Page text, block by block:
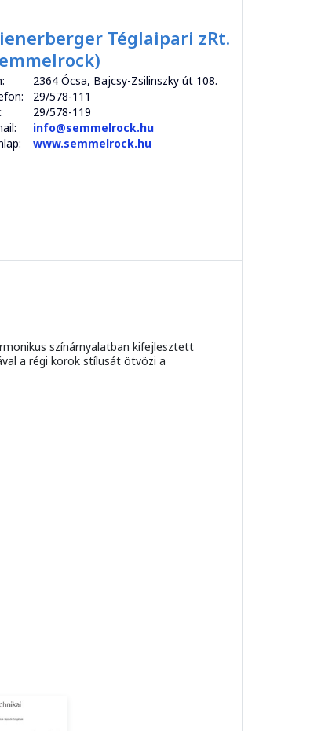
Téglaipari zRt.
2364 Ócsa, Bajcsy-Zsilinszky út 108.
29/578-111
29/578-119
info@semmelrock.hu
www.semmelrock.hu
színárnyalatban kifejlesztett
a régi korok stílusát ötvözi a